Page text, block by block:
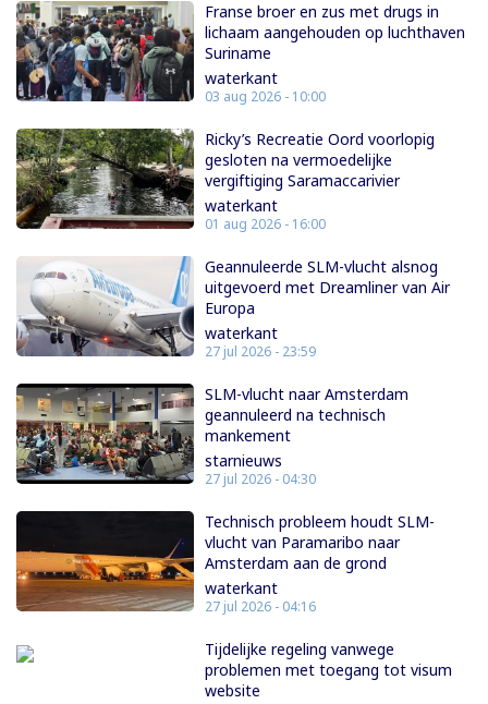
Franse broer en zus met drugs in
lichaam aangehouden op luchthaven
Suriname
waterkant
03 aug 2026 - 10:00
Ricky’s Recreatie Oord voorlopig
gesloten na vermoedelijke
vergiftiging Saramaccarivier
waterkant
01 aug 2026 - 16:00
Geannuleerde SLM-vlucht alsnog
uitgevoerd met Dreamliner van Air
Europa
waterkant
27 jul 2026 - 23:59
SLM-vlucht naar Amsterdam
geannuleerd na technisch
mankement
starnieuws
27 jul 2026 - 04:30
Technisch probleem houdt SLM-
vlucht van Paramaribo naar
Amsterdam aan de grond
waterkant
27 jul 2026 - 04:16
Tijdelijke regeling vanwege
problemen met toegang tot visum
website